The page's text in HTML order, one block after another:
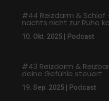
#44 Reizdarm & Schlaf
nachts nicht zur Ruhe
10. Okt. 2025| Podcast
#43 Reizdarm &
deine Gefühle steuert
19. Sep. 2025| Podcast